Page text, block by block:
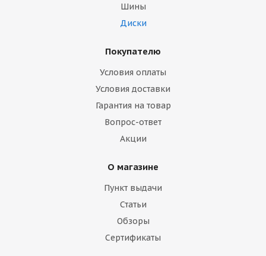
Шины
Диски
Покупателю
Условия оплаты
Условия доставки
Гарантия на товар
Вопрос-ответ
Акции
О магазине
Пункт выдачи
Статьи
Обзоры
Сертификаты